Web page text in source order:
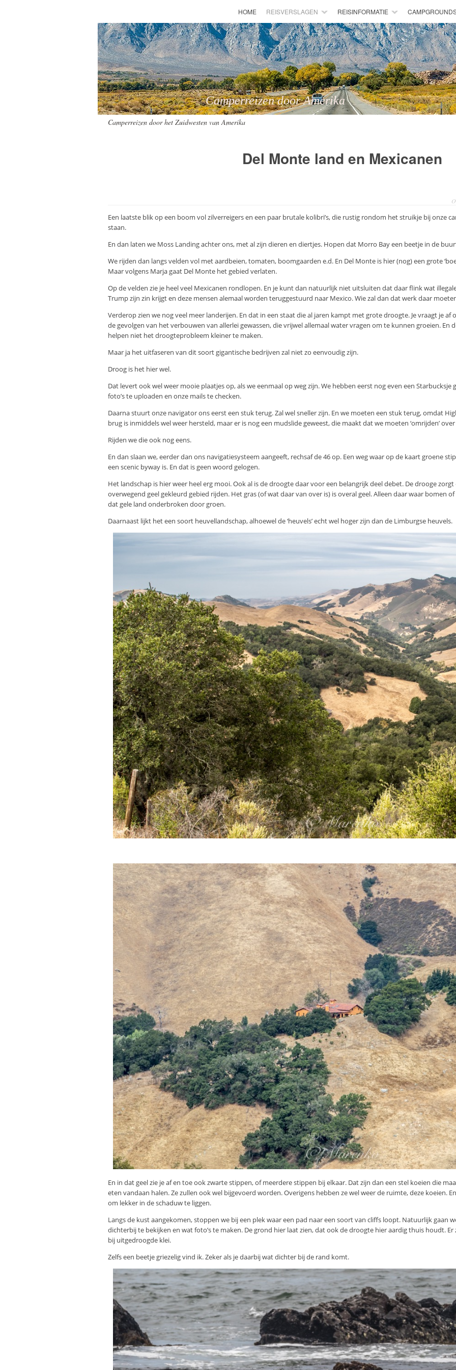
Camperreizen door Amerika
Camperreizen door het Zuidwesten van Amerika
HOME REISVERSLAGEN REISINFORMATIE
Del Monte land en Mexicanen
Een laatste blik op een boom vol zilverreigers en een paar brutale kolibri’s, die rustig rondom het struikje bij onze
staan.
En dan laten we Moss Landing achter ons, met al zijn dieren en diertjes. Hopen dat Morro Bay een beetje in de
We rijden dan langs velden vol met aardbeien, tomaten, boomgaarden e.d. En Del Monte is hier (nog) een grote
Maar volgens Marja gaat Del Monte het gebied verlaten.
Op de velden zie je heel veel Mexicanen rondlopen. En je kunt dan natuurlijk niet uitsluiten dat daar flink wat
Trump zijn zin krijgt en deze mensen alemaal worden teruggestuurd naar Mexico. Wie zal dan dat werk daar
Verderop zien we nog veel meer landerijen. En dat in een staat die al jaren kampt met grote droogte. Je vraagt je af
de gevolgen van het verbouwen van allerlei gewassen, die vrijwel allemaal water vragen om te kunnen groeien. En
helpen niet het droogteprobleem kleiner te maken.
Maar ja het uitfaseren van dit soort gigantische bedrijven zal niet zo eenvoudig zijn.
Droog is het hier wel.
Dat levert ook wel weer mooie plaatjes op, als we eenmaal op weg zijn. We hebben eerst nog even een Starbucksje
foto’s te uploaden en onze mails te checken.
Daarna stuurt onze navigator ons eerst een stuk terug. Zal wel sneller zijn. En we moeten een stuk terug, omdat
brug is inmiddels wel weer hersteld, maar er is nog een mudslide geweest, die maakt dat we moeten ‘omrijden’ over
Rijden we die ook nog eens.
En dan slaan we, eerder dan ons navigatiesysteem aangeeft, rechsaf de 46 op. Een weg waar op de kaart groene
een scenic byway is. En dat is geen woord gelogen.
Het landschap is hier weer heel erg mooi. Ook al is de droogte daar voor een belangrijk deel debet. De drooge
overwegend geel gekleurd gebied rijden. Het gras (of wat daar van over is) is overal geel. Alleen daar waar bomen
dat gele land onderbroken door groen.
Daarnaast lijkt het een soort heuvellandschap, alhoewel de ‘heuvels’ echt wel hoger zijn dan de Limburgse heuvels.
En in dat geel zie je af en toe ook zwarte stippen, of meerdere stippen bij elkaar. Dat zijn dan een stel koeien die
eten vandaan halen. Ze zullen ook wel bijgevoerd worden. Overigens hebben ze wel weer de ruimte, deze koeien.
om lekker in de schaduw te liggen.
Langs de kust aangekomen, stoppen we bij een plek waar een pad naar een soort van cliffs loopt. Natuurlijk gaan
dichterbij te bekijken en wat foto’s te maken. De grond hier laat zien, dat ook de droogte hier aardig thuis houdt.
bij uitgedroogde klei.
Zelfs een beetje griezelig vind ik. Zeker als je daarbij wat dichter bij de rand komt.